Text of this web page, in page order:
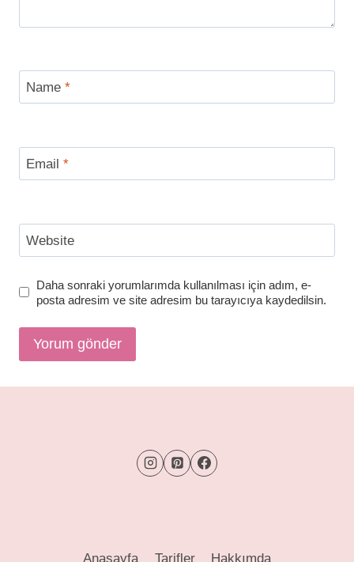
Name *
Email *
Website
Daha sonraki yorumlarımda kullanılması için adım, e-
posta adresim ve site adresim bu tarayıcıya kaydedilsin.
Anasayfa Tarifler Hakkımda